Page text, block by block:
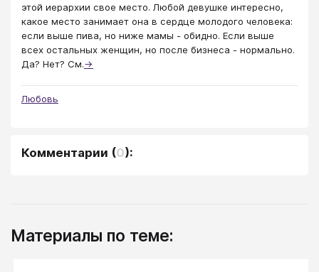
этой иерархии свое место. Любой девушке интересно,
какое место занимает она в сердце молодого человека:
если выше пива, но ниже мамы - обидно. Если выше
всех остальных женщин, но после бизнеса - нормально.
Да? Нет? См.→
Любовь
Комментарии (0):
Материалы по теме: